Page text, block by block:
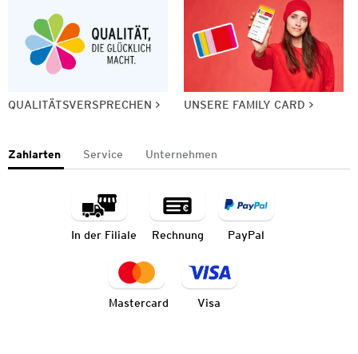
QUALITÄTSVERSPRECHEN UNSERE FAMILY CARD
Zahlarten Service Unternehmen
In der Filiale Rechnung PayPal
Mastercard Visa